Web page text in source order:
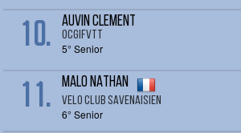
10. AUVIN CLEMENT
OCGIFVTT
5° Senior
11. MALO NATHAN
VELO CLUB SAVENAISIEN
6° Senior